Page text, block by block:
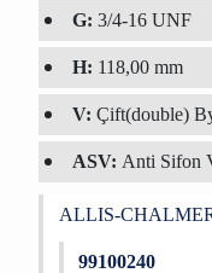
G: 3/4-16 UNF
H: 118,00 mm
V: Çift(double)
ASV: Anti Sifon
ALLIS-
99100240